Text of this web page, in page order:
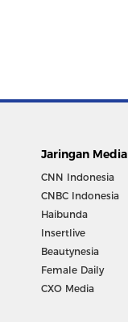
Jaringan Media
CNN Indonesia
CNBC Indonesia
Haibunda
Insertlive
Beautynesia
Female Daily
CXO Media